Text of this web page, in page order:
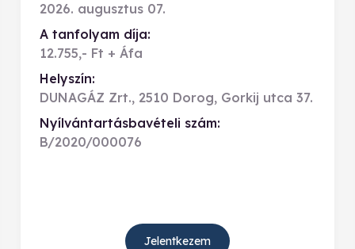
2026. augusztus 07.
A tanfolyam díja:
12.755,- Ft + Áfa
Helyszín:
DUNAGÁZ Zrt., 2510 Dorog, Gorkij utca 37.
Nyílvántartásbavételi szám:
B/2020/000076
Jelentkezem